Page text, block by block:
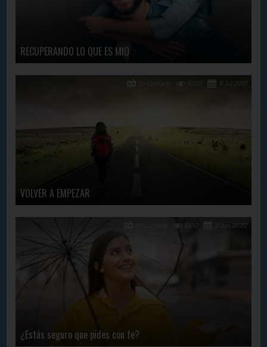
RECUPERANDO LO QUE ES MIO
VOLVER A EMPEZAR
11 Jul, 2017
6230
En Contacto
¿Estás seguro que pides con fe?
2 Jun, 2022
1600